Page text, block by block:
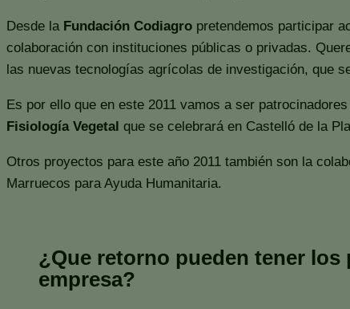
Desde la Fundación Codiagro pretendemos participar
colaboración con instituciones públicas o privadas.
las nuevas tecnologías agrícolas de investigación, que
Es por ello que en este 2011 vamos a ser
Fisiología Vegetal que se celebrará en Castelló de la
Otros proyectos para este año 2011 también son la
Marruecos para Ayuda Humanitaria.
¿Que retorno pueden tener
empresa?